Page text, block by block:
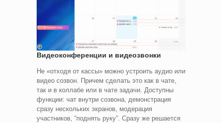
Видеоконференции и видеозвонки
Не «отходя от кассы» можно устроить аудио или
видео созвон. Причем сделать это как в чате,
так и в коллабе или в чате задачи. Доступны
функции: чат внутри созвона, демонстрация
сразу нескольких экранов, модерация
участников, “поднять руку”. Сразу же решается